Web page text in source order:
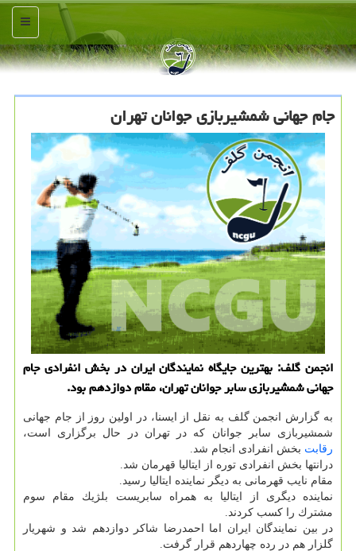
منو
جام جهانی شمشیربازی جوانان تهران
انجمن گلف: بهترین جایگاه نمایندگان ایران در بخش انفرادی جام
جهانی شمشیربازی سابر جوانان تهران، مقام دوازدهم بود.
به گزارش انجمن گلف به نقل از ایسنا، در اولین روز از جام جهانی
شمشیربازی سابر جوانان كه در تهران در حال برگزاری است،
رقابت بخش انفرادی انجام شد.
درانتها بخش انفرادی توره از ایتالیا قهرمان شد.
مقام نایب قهرمانی به دیگر نماینده ایتالیا رسید.
نماینده دیگری از ایتالیا به همراه سابریست بلژیك مقام سوم
مشترك را كسب كردند.
در بین نمایندگان ایران اما احمدرضا شاكر دوازدهم شد و شهریار
گلزار هم در رده چهاردهم قرار گرفت.